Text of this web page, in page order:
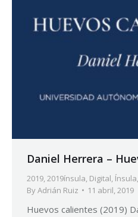
Daniel Herrera –
2019,2019ínsula, Digital, Ínsula,
ByAdrián Ruiz 11 abril, 2019
Huevos calientes (2019)